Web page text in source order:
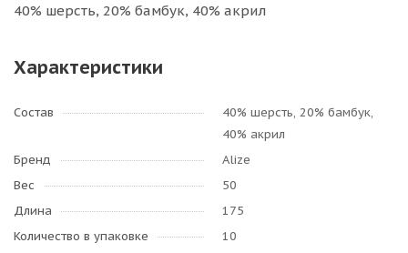
40% шерсть, 20% бамбук, 40% акрил
Характеристики
Состав
40% шерсть, 20% бамбук,
40% акрил
Бренд
Alize
Вес
50
Длина
175
Количество в упаковке
10